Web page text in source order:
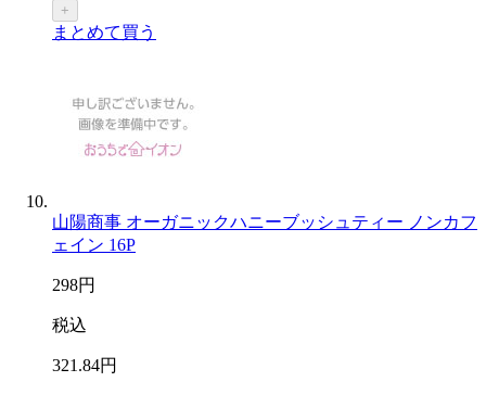
+
まとめて買う
山陽商事 オーガニックハニーブッシュティー ノンカフ
ェイン 16P
298円
税込
321 .84円